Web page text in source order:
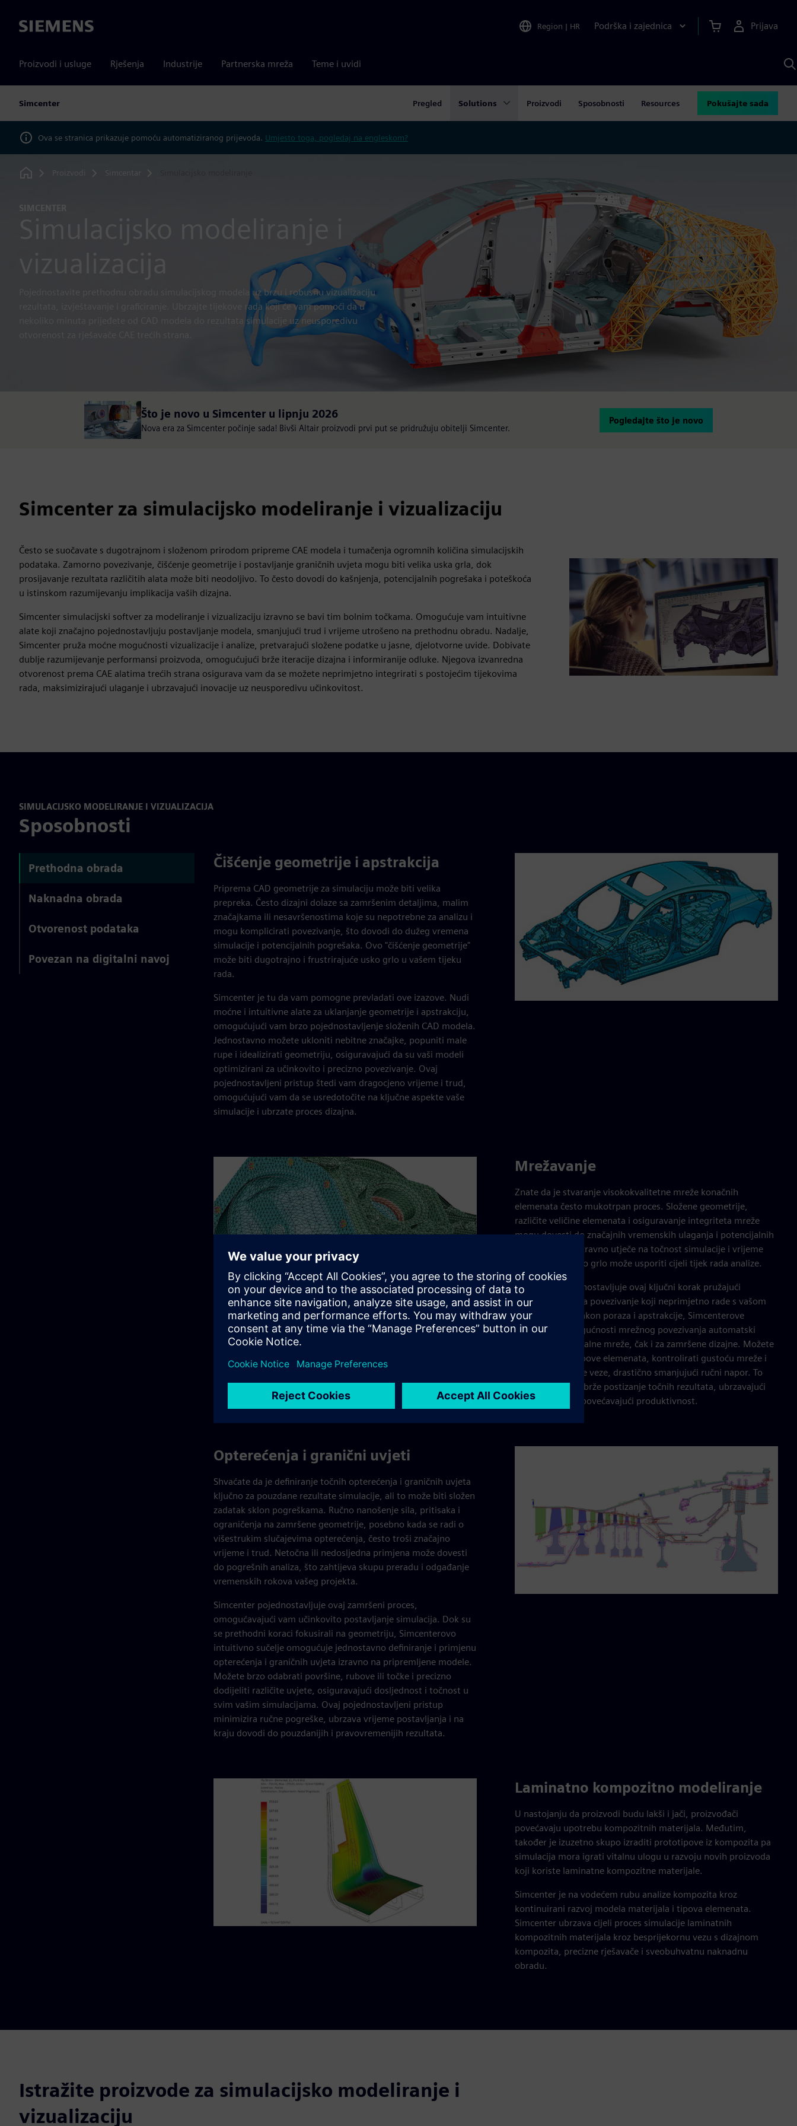
Siemens Region | HR Podrška i zajednica Prijava
Proizvodi i usluge Rješenja Industrije Partnerska mreža Teme i uvidi
Simcenter Pregled Solutions Proizvodi Sposobnosti Resources Pokušajte sada
Ova se stranica prikazuje pomoću automatiziranog prijevoda. Umjesto toga, pogledaj na engleskom?
Home
Proizvodi Simcentar
SIMCENTER
Pojednostavite prethodnu obradu simulacijskog modela uz brzu i robusnu vizualizaciju
rezultata, izvještavanje i graficiranje. Ubrzajte tijekove rada koji će vam pomoći da u
nekoliko minuta prijeđete od CAD modela do rezultata simulacije uz neusporedivu
Što je novo u Simcenter u lipnju 2026
Nova era za Simcenter počinje sada! Bivši Altair proizvodi prvi put se pridružuju obitelji Simcenter.
Pogledajte što je novo
Simcenter za simulacijsko modeliranje i vizualizaciju
Često se suočavate s dugotrajnom i složenom prirodom pripreme CAE modela i tumačenja ogromnih količina simulacijskih
podataka. Zamorno povezivanje, čišćenje geometrije i postavljanje graničnih uvjeta mogu biti velika uska grla, dok
prosijavanje rezultata različitih alata može biti neodoljivo. To često dovodi do kašnjenja, potencijalnih pogrešaka i poteškoća
u istinskom razumijevanju implikacija vaših dizajna.
Simcenter simulacijski softver za modeliranje i vizualizaciju izravno se bavi tim bolnim točkama. Omogućuje vam intuitivne
alate koji značajno pojednostavljuju postavljanje modela, smanjujući trud i vrijeme utrošeno na prethodnu obradu. Nadalje,
Simcenter pruža moćne mogućnosti vizualizacije i analize, pretvarajući složene podatke u jasne, djelotvorne uvide. Dobivate
dublje razumijevanje performansi proizvoda, omogućujući brže iteracije dizajna i informiranije odluke. Njegova izvanredna
otvorenost prema CAE alatima trećih strana osigurava vam da se možete neprimjetno integrirati s postojećim tijekovima
rada, maksimizirajući ulaganje i ubrzavajući inovacije uz neusporedivu učinkovitost.
SIMULACIJSKO MODELIRANJE I VIZUALIZACIJA
Sposobnosti
Prethodna obrada
Naknadna obrada
Otvorenost podataka
Povezan na digitalni navoj
Čišćenje geometrije i apstrakcija
Priprema CAD geometrije za simulaciju može biti velika
prepreka. Često dizajni dolaze sa zamršenim detaljima, malim
značajkama ili nesavršenostima koje su nepotrebne za analizu i
mogu komplicirati povezivanje, što dovodi do dužeg vremena
simulacije i potencijalnih pogrešaka. Ovo "čišćenje geometrije"
može biti dugotrajno i frustrirajuće usko grlo u vašem tijeku
rada.
Simcenter je tu da vam pomogne prevladati ove izazove. Nudi
moćne i intuitivne alate za uklanjanje geometrije i apstrakciju,
omogućujući vam brzo pojednostavljenje složenih CAD modela.
Jednostavno možete ukloniti nebitne značajke, popuniti male
rupe i idealizirati geometriju, osiguravajući da su vaši modeli
optimizirani za učinkovito i precizno povezivanje. Ovaj
pojednostavljeni pristup štedi vam dragocjeno vrijeme i trud,
omogućujući vam da se usredotočite na ključne aspekte vaše
simulacije i ubrzate proces dizajna.
Mrežavanje
Znate da je stvaranje visokokvalitetne mreže konačnih
elemenata često mukotrpan proces. Složene geometrije,
različite veličine elemenata i osiguravanje integriteta mreže
mogu dovesti do značajnih vremenskih ulaganja i potencijalnih
pogrešaka, što izravno utječe na točnost simulacije i vrijeme
obrade. Ovo usko grlo može usporiti cijeli tijek rada analize.
Simcenter pojednostavljuje ovaj ključni korak pružajući
napredne alate za povezivanje koji neprimjetno rade s vašom
geometrijom. Nakon poraza i apstrakcije, Simcenterove
inteligentne mogućnosti mrežnog povezivanja automatski
generiraju optimalne mreže, čak i za zamršene dizajne. Možete
brzo definirati tipove elemenata, kontrolirati gustoću mreže i
osigurati pravilne veze, drastično smanjujući ručni napor. To
vam omogućuje brže postizanje točnih rezultata, ubrzavajući
cikluse dizajna i povećavajući produktivnost.
Opterećenja i granični uvjeti
Shvaćate da je definiranje točnih opterećenja i graničnih uvjeta
ključno za pouzdane rezultate simulacije, ali to može biti složen
zadatak sklon pogreškama. Ručno nanošenje sila, pritisaka i
ograničenja na zamršene geometrije, posebno kada se radi o
višestrukim slučajevima opterećenja, često troši značajno
vrijeme i trud. Netočna ili nedosljedna primjena može dovesti
do pogrešnih analiza, što zahtijeva skupu preradu i odgađanje
vremenskih rokova vašeg projekta.
Simcenter pojednostavljuje ovaj zamršeni proces,
omogućavajući vam učinkovito postavljanje simulacija. Dok su
se prethodni koraci fokusirali na geometriju, Simcenterovo
intuitivno sučelje omogućuje jednostavno definiranje i primjenu
opterećenja i graničnih uvjeta izravno na pripremljene modele.
Možete brzo odabrati površine, rubove ili točke i precizno
dodijeliti različite uvjete, osiguravajući dosljednost i točnost u
svim vašim simulacijama. Ovaj pojednostavljeni pristup
minimizira ručne pogreške, ubrzava vrijeme postavljanja i na
kraju dovodi do pouzdanijih i pravovremenijih rezultata.
Laminatno kompozitno modeliranje
U nastojanju da proizvodi budu lakši i jači, proizvođači
povećavaju upotrebu kompozitnih materijala. Međutim,
također je izuzetno skupo izraditi prototipove iz kompozita pa
simulacija mora igrati vitalnu ulogu u razvoju novih proizvoda
koji koriste laminatne kompozitne materijale.
Simcenter je na vodećem rubu analize kompozita kroz
kontinuirani razvoj modela materijala i tipova elemenata.
Simcenter ubrzava cijeli proces simulacije laminatnih
kompozitnih materijala kroz besprijekornu vezu s dizajnom
kompozita, precizne rješavače i sveobuhvatnu naknadnu
obradu.
Istražite proizvode za simulacijsko modeliranje i
vizualizaciju